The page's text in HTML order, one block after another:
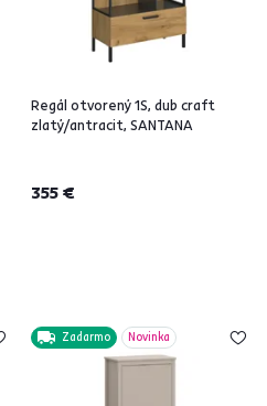
Regál otvorený 1S, dub craft
zlatý/antracit, SANTANA
355 €
Zadarmo Novinka